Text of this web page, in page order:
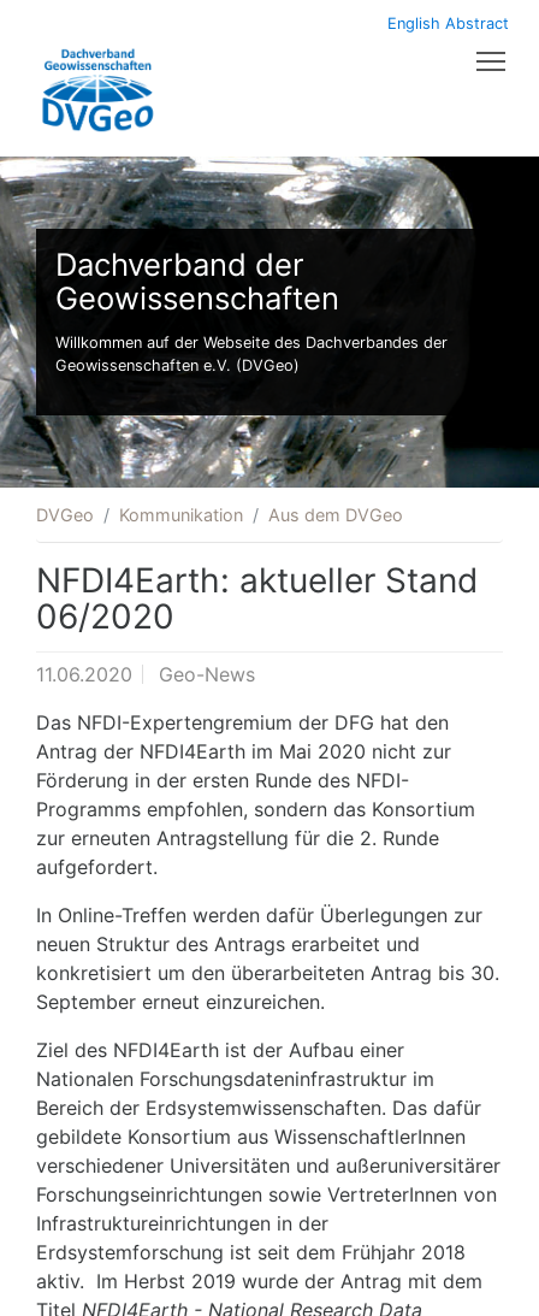
English Abstract
Dachverband der
Geowissenschaften
Willkommen auf der Webseite des Dachverbandes der
Geowissenschaften e.V. (DVGeo)
DVGeo Kommunikation Aus dem DVGeo
NFDI4Earth: aktueller Stand
06/2020
11.06.2020
Geo-News
Das NFDI-Expertengremium der DFG hat den
Antrag der NFDI4Earth im Mai 2020 nicht zur
Förderung in der ersten Runde des NFDI-
Programms empfohlen, sondern das Konsortium
zur erneuten Antragstellung für die 2. Runde
aufgefordert.
In Online-Treffen werden dafür Überlegungen zur
neuen Struktur des Antrags erarbeitet und
konkretisiert um den überarbeiteten Antrag bis 30.
September erneut einzureichen.
Ziel des NFDI4Earth ist der Aufbau einer
Nationalen Forschungsdateninfrastruktur im
Bereich der Erdsystemwissenschaften. Das dafür
gebildete Konsortium aus WissenschaftlerInnen
verschiedener Universitäten und außeruniversitärer
Forschungseinrichtungen sowie VertreterInnen von
Infrastruktureinrichtungen in der
Erdsystemforschung ist seit dem Frühjahr 2018
aktiv. Im Herbst 2019 wurde der Antrag mit dem
Titel NFDI4Earth - National Research Data